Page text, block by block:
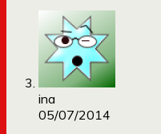
ina
05/07/2014